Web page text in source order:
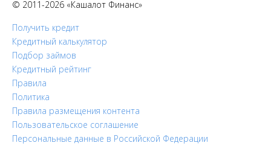
© 2011-2026 «Кашалот Финанс»
Получить кредит
Кредитный калькулятор
Подбор займов
Кредитный рейтинг
Правила
Политика
Правила размещения контента
Пользовательское соглашение
Персональные данные в Российской Федерации